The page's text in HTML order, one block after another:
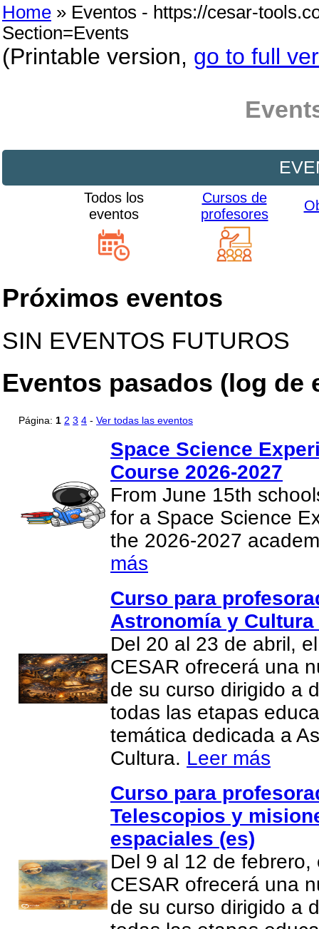
Home » Eventos - https://cesar-
Section=Events
(Printable version, go to full
Todos los
eventos
Cursos de
profesores
Próximos eventos
SIN EVENTOS FUTUROS
Eventos pasados (log de
Página: 1 2 3 4 - Ver todas las eventos
Space Science
Course 2026-2027
From June 15th
for a Space Science
the 2026-2027
más
Curso para
Astronomía y Cultura
Del 20 al 23 de abril,
CESAR ofrecerá una
de su curso dirigido a
todas las etapas
temática dedicada a
Cultura. Leer más
Curso para
Telescopios y
espaciales (es)
Del 9 al 12 de febrero,
CESAR ofrecerá una
de su curso dirigido a